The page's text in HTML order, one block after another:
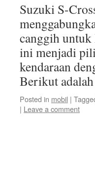
Suzuki S-
canggih untuk
ini menjadi
kendaraan
Berikut
Posted in mobil |
| Leave a comment